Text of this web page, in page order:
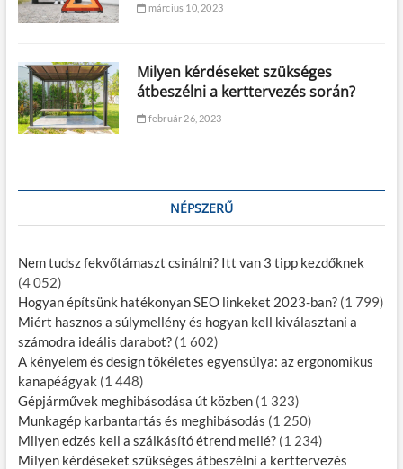
március 10, 2023
Milyen kérdéseket szükséges
átbeszélni a kerttervezés során?
február 26, 2023
NÉPSZERŰ
Nem tudsz fekvőtámaszt csinálni? Itt van 3 tipp kezdőknek
(4 052)
Hogyan építsünk hatékonyan SEO linkeket 2023-ban? (1 799)
Miért hasznos a súlymellény és hogyan kell kiválasztani a
számodra ideális darabot? (1 602)
A kényelem és design tökéletes egyensúlya: az ergonomikus
kanapéágyak (1 448)
Gépjárművek meghibásodása út közben (1 323)
Munkagép karbantartás és meghibásodás (1 250)
Milyen edzés kell a szálkásító étrend mellé? (1 234)
Milyen kérdéseket szükséges átbeszélni a kerttervezés